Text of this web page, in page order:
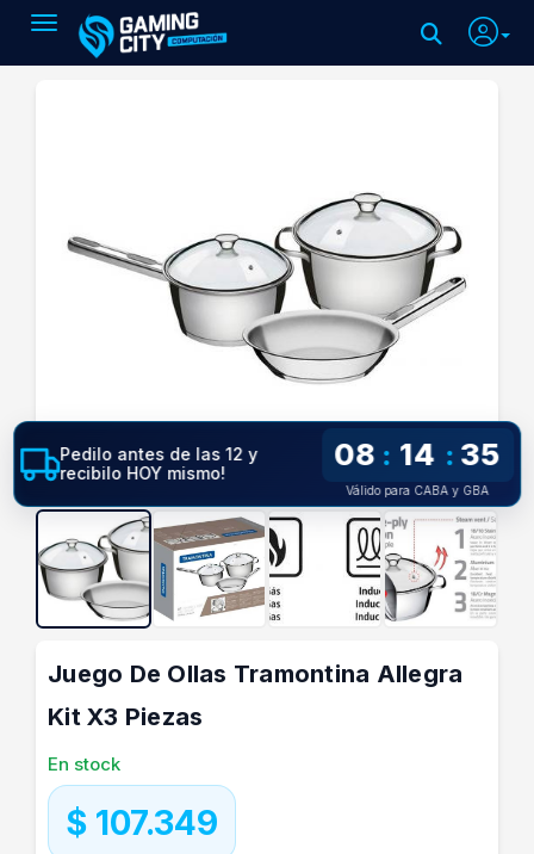
Toggle navigation
Juego De Ollas Tramontina Allegra
Kit X3 Piezas
En stock
$ 107.349
Pedilo antes de las 12 y
recibilo HOY mismo!
08 : 14 : 34
Válido para CABA y GBA